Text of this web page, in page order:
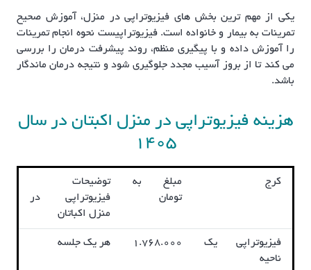
یکی از مهم ترین بخش های فیزیوتراپی در منزل، آموزش صحیح
تمرینات به بیمار و خانواده است. فیزیوتراپیست نحوه انجام تمرینات
را آموزش داده و با پیگیری منظم، روند پیشرفت درمان را بررسی
می کند تا از بروز آسیب مجدد جلوگیری شود و نتیجه درمان ماندگار
باشد.
هزینه فیزیوتراپی در منزل اکبتان در سال
1405
کرج
مبلغ به
تومان
توضیحات
فیزیوتراپی در
منزل اکباتان
فیزیوتراپی یک
ناحیه
1.768.000 هر یک جلسه